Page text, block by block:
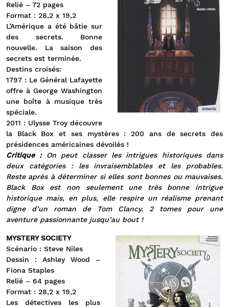
Relié – 72 pages
Format : 28,2 x 19,2
L’Amérique a été bâtie sur
des secrets. Bonne
nouvelle. La saison des
secrets est terminée.
Destins croisés:
1797 : Le Général Lafayette
offre à George Washington
une boîte à musique très
spéciale.
2011 : Ulysse Troy découvre
la Black Box et ses mystères : 200 ans de secrets des
présidences américaines dévoilés !
Critique :On peut classer les intrigues historiques dans
deux catégories : les invraisemblables et les probables.
Reste après à déterminer si elles sont bonnes ou mauvaises.
Black Box est non seulement une très bonne intrigue
historique mais, en plus, elle respire un réalisme prenant
digne d’un roman de Tom Clancy. 2 tomes pour une
aventure passionnante jusqu’au bout !
MYSTERY SOCIETY
Scénario : Steve Niles
Dessin : Ashley Wood –
Fiona Staples
Relié – 64 pages
Format : 28,2 x 19,2
Les détectives les plus